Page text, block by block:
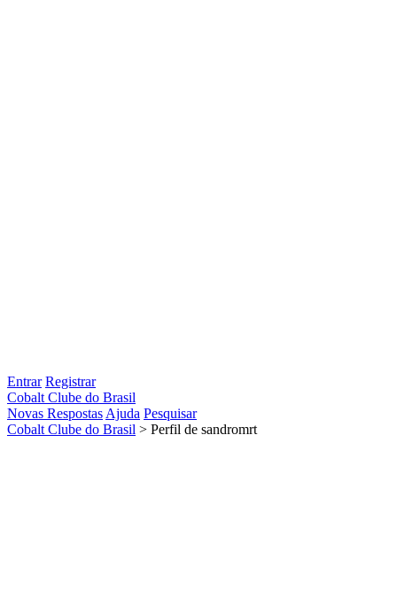
Entrar Registrar
Cobalt Clube do Brasil
Novas Respostas Ajuda Pesquisar
Cobalt Clube do Brasil > Perfil de sandromrt